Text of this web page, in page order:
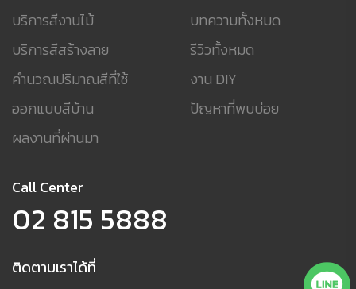
บริการสีงานไม้
บริการสีสร้างลาย
คำนวณปริมาณสีที่ใช้
ออกแบบสีบ้าน
ผลงานที่ผ่านมา
บทความทั้งหมด
รีวิวทั้งหมด
งาน DIY
ปัญหาที่พบบ่อย
Call Center
02 815 5888
ติดตามเราได้ที่